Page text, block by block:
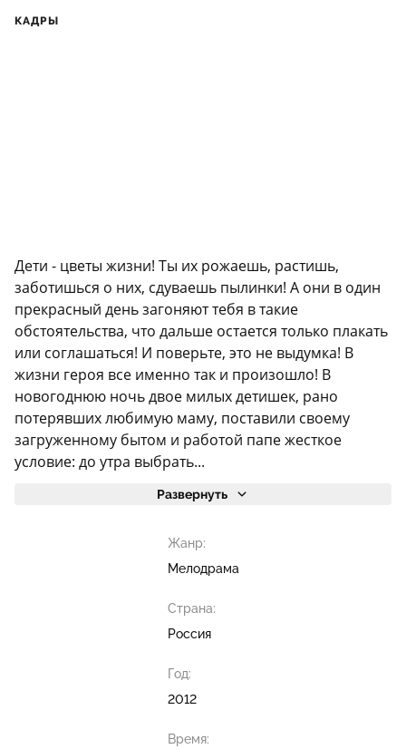
КАДРЫ
Дети - цветы жизни! Ты их рожаешь, растишь,
заботишься о них, сдуваешь пылинки! А они в один
прекрасный день загоняют тебя в такие
обстоятельства, что дальше остается только плакать
или соглашаться! И поверьте, это не выдумка! В
жизни героя все именно так и произошло! В
новогоднюю ночь двое милых детишек, рано
потерявших любимую маму, поставили своему
загруженному бытом и работой папе жесткое
условие: до утра выбрать...
Развернуть
Жанр:
Мелодрама
Страна:
Россия
Год:
2012
Время: